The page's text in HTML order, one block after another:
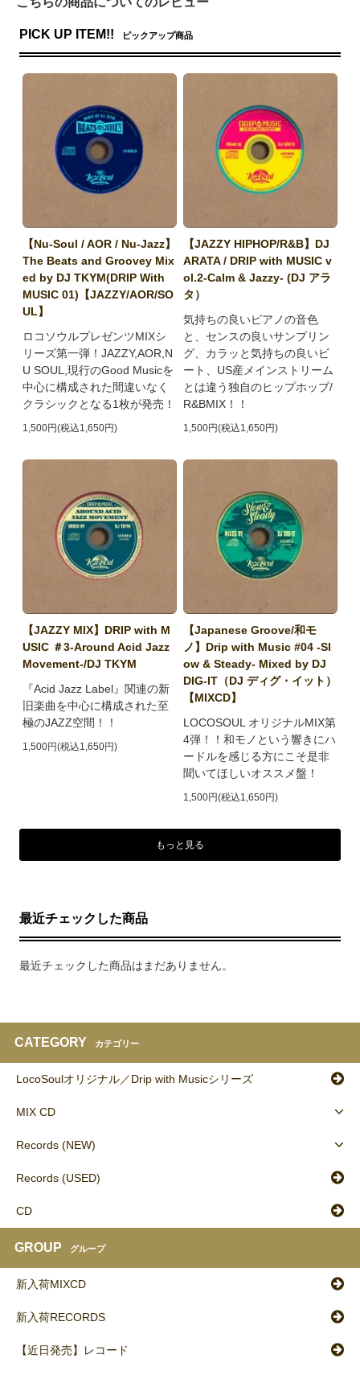
PICK UP ITEM!! ピックアップ商品
【Nu-Soul / AOR / Nu-Jazz】
The Beats and Groovey Mix
ed by DJ TKYM(DRIP With
MUSIC 01)【JAZZY/AOR/SO
UL】
ロコソウルプレゼンツMIXシ
リーズ第一弾！JAZZY,AOR,N
U SOUL,現行のGood Musicを
中心に構成された間違いなく
クラシックとなる1枚が発売！
1,500円(税込1,650円)
【JAZZY HIPHOP/R&B】DJ
ARATA / DRIP with MUSIC v
ol.2-Calm & Jazzy- (DJ アラ
タ）
気持ちの良いピアノの音色
と、センスの良いサンプリン
グ、カラッと気持ちの良いビ
ート、US産メインストリーム
とは違う独自のヒップホップ/
R&BMIX！！
1,500円(税込1,650円)
【JAZZY MIX】DRIP with M
USIC ＃3-Around Acid Jazz
Movement-/DJ TKYM
『Acid Jazz Label』関連の新
旧楽曲を中心に構成された至
極のJAZZ空間！！
1,500円(税込1,650円)
【Japanese Groove/和モ
ノ】Drip with Music #04 -Sl
ow & Steady- Mixed by DJ
DIG-IT（DJ ディグ・イット）
【MIXCD】
LOCOSOUL オリジナルMIX第
4弾！！和モノという響きにハ
ードルを感じる方にこそ是非
聞いてほしいオススメ盤！
1,500円(税込1,650円)
もっと見る
最近チェックした商品
最近チェックした商品はまだありません。
CATEGORY カテゴリー
LocoSoulオリジナル／Drip with Musicシリーズ
MIX CD
Records (NEW)
Records (USED)
CD
GROUP グループ
新入荷MIXCD
新入荷RECORDS
【近日発売】レコード